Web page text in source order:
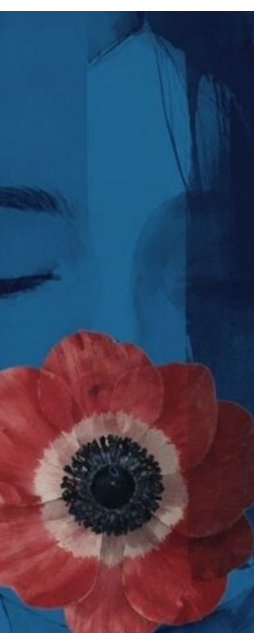
che hanno provato le vittime del 7 ottobre. Il
nostro rapporto ha documentato violenze
indicibili, ma ora la cosa più importante è
a confrontarsi con questo dolore». In viaggio
verso Ginevra per partecipare a un incontro
presso il Consiglio per i Diritti Umani delle
Nazioni Unite, Cochav Elkayam-Levy, esperta
israeliana di diritto internazionale, riassume